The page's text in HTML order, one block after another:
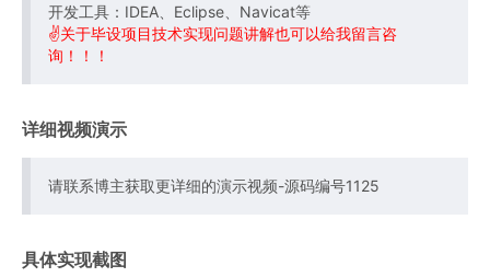
开发工具：IDEA、Eclipse、Navicat等
✌关于毕设项目技术实现问题讲解也可以给我留言咨
询！！！
详细视频演示
请联系博主获取更详细的演示视频-源码编号1125
具体实现截图